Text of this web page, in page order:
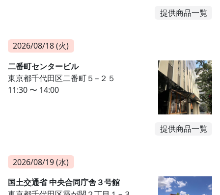
提供商品一覧
2026/08/18 (火)
二番町センタービル
東京都千代田区二番町５−２５
11:30 〜 14:00
提供商品一覧
2026/08/19 (水)
国土交通省 中央合同庁舎３号館